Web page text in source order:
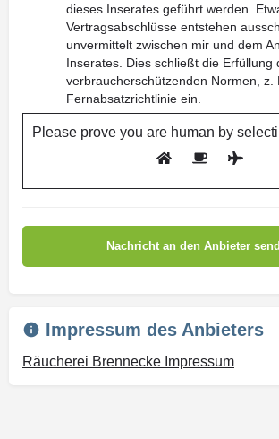
dieses Inserates geführt werden.
Vertragsabschlüsse entstehen
unvermittelt zwischen mir und dem
Inserates. Dies schließt die Erfüllung
verbraucherschützenden Normen, z.
Fernabsatzrichtlinie ein.
Please prove you are human by
Impressum des Anbieters
Räucherei Brennecke Impressum